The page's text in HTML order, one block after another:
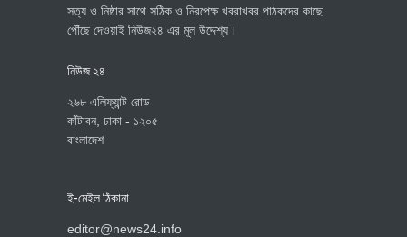
সত্য ও নিষ্ঠার সাথে সঠিক ও নিরপেক্ষ খবরাখবর পাঠকদের কাছে
পৌঁছে দেওয়াই নিউজ২৪ এর মূল উদ্দেশ্য।
নিউজ ২৪
২৬৮ এলিফ্যান্ট রোড
কাঁটাবন, ঢাকা - ১২০৫
বাংলাদেশ
ই-মেইল ঠিকানা
editor@news24.info